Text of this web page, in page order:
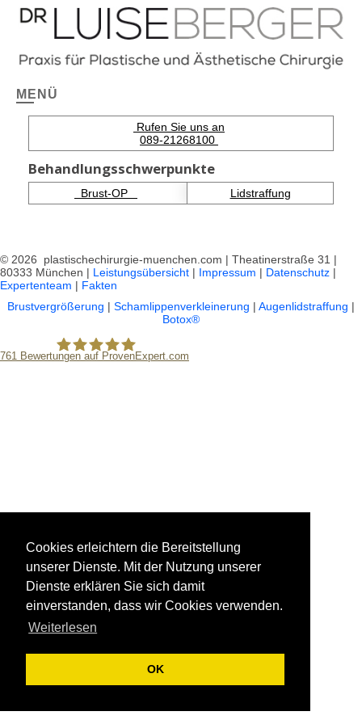
Cookies erleichtern die Bereitstellung
unserer Dienste. Mit der Nutzung unserer
Dienste erklären Sie sich damit
einverstanden, dass wir Cookies verwenden.
Weiterlesen
OK
MENÜ
Rufen Sie uns an
089-21268100
Behandlungsschwerpunkte
Brust-OP Lidstraffung
© 2026 plastischechirurgie-muenchen.com | Theatinerstraße 31 |
80333 München | Leistungsübersicht | Impressum | Datenschutz |
Expertenteam | Fakten
Brustvergrößerung | Schamlippenverkleinerung | Augenlidstraffung |
Botox®
761 Bewertungen auf ProvenExpert.com